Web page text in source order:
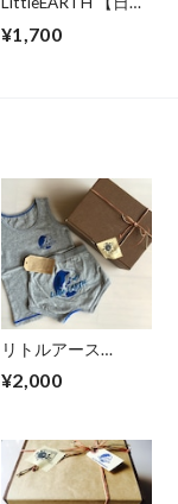
＆ランニング肌着
¥1,700
リトルアース
LittleEARTHギフト
セット(BOX付）
GRAY
¥2,000